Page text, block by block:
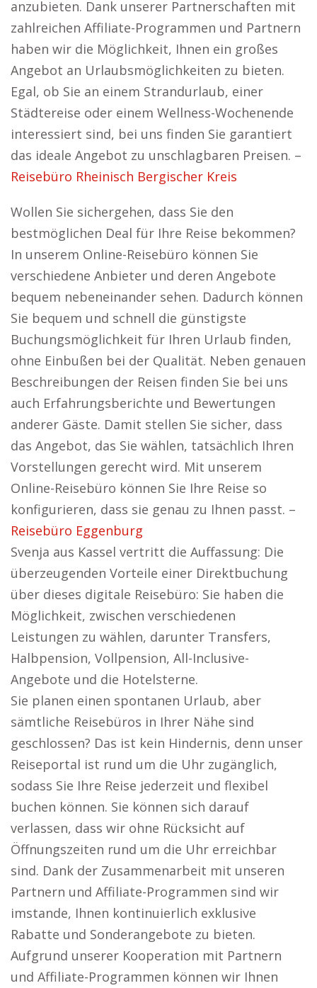
anzubieten. Dank unserer Partnerschaften mit
zahlreichen Affiliate-Programmen und Partnern
haben wir die Möglichkeit, Ihnen ein großes
Angebot an Urlaubsmöglichkeiten zu bieten.
Egal, ob Sie an einem Strandurlaub, einer
Städtereise oder einem Wellness-Wochenende
interessiert sind, bei uns finden Sie garantiert
das ideale Angebot zu unschlagbaren Preisen. –
Reisebüro Rheinisch Bergischer Kreis
Wollen Sie sichergehen, dass Sie den
bestmöglichen Deal für Ihre Reise bekommen?
In unserem Online-Reisebüro können Sie
verschiedene Anbieter und deren Angebote
bequem nebeneinander sehen. Dadurch können
Sie bequem und schnell die günstigste
Buchungsmöglichkeit für Ihren Urlaub finden,
ohne Einbußen bei der Qualität. Neben genauen
Beschreibungen der Reisen finden Sie bei uns
auch Erfahrungsberichte und Bewertungen
anderer Gäste. Damit stellen Sie sicher, dass
das Angebot, das Sie wählen, tatsächlich Ihren
Vorstellungen gerecht wird. Mit unserem
Online-Reisebüro können Sie Ihre Reise so
konfigurieren, dass sie genau zu Ihnen passt. –
Reisebüro Eggenburg
Svenja aus Kassel vertritt die Auffassung: Die
überzeugenden Vorteile einer Direktbuchung
über dieses digitale Reisebüro: Sie haben die
Möglichkeit, zwischen verschiedenen
Leistungen zu wählen, darunter Transfers,
Halbpension, Vollpension, All-Inclusive-
Angebote und die Hotelsterne.
Sie planen einen spontanen Urlaub, aber
sämtliche Reisebüros in Ihrer Nähe sind
geschlossen? Das ist kein Hindernis, denn unser
Reiseportal ist rund um die Uhr zugänglich,
sodass Sie Ihre Reise jederzeit und flexibel
buchen können. Sie können sich darauf
verlassen, dass wir ohne Rücksicht auf
Öffnungszeiten rund um die Uhr erreichbar
sind. Dank der Zusammenarbeit mit unseren
Partnern und Affiliate-Programmen sind wir
imstande, Ihnen kontinuierlich exklusive
Rabatte und Sonderangebote zu bieten.
Aufgrund unserer Kooperation mit Partnern
und Affiliate-Programmen können wir Ihnen